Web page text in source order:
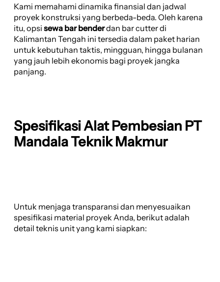
Kami memahami dinamika finansial dan jadwal
proyek konstruksi yang berbeda-beda. Oleh karena
itu, opsi sewa bar benderdan bar cutter di
Kalimantan Tengah ini tersedia dalam paket harian
untuk kebutuhan taktis, mingguan, hingga bulanan
yang jauh lebih ekonomis bagi proyek jangka
panjang.
Spesifikasi Alat Pembesian PT
Mandala Teknik Makmur
Untuk menjaga transparansi dan menyesuaikan
spesifikasi material proyek Anda, berikut adalah
detail teknis unit yang kami siapkan: